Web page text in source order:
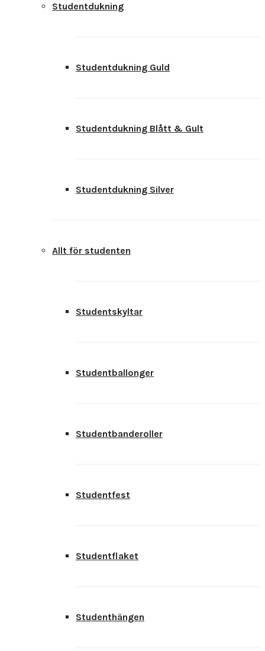
Studentdukning
Studentdukning Guld
Studentdukning Blått & Gult
Studentdukning Silver
Allt för studenten
Studentskyltar
Studentballonger
Studentbanderoller
Studentfest
Studentflaket
Studenthängen